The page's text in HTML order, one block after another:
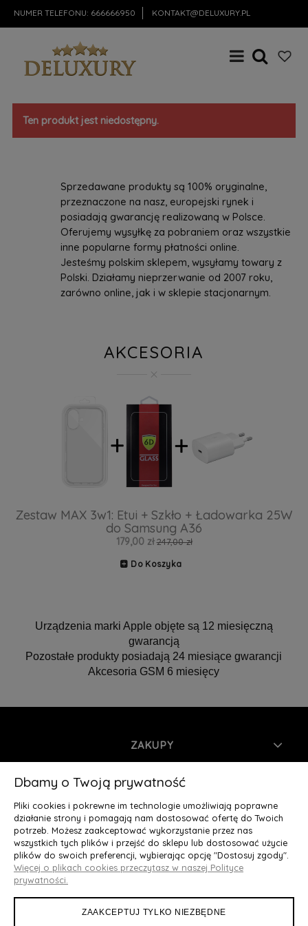
NUMER TELEFONU: 666666950 KONTAKT@DELUXURY.PL
Ten produkt jest niedostępny.
Sprzedawane produkty są 100% oryginalne,
przeznaczone na nasz, europejski rynek i
posiadają gwarancję realizowaną w Polsce.
Oferujemy wysyłkę za pobraniem oraz wszystkie
inne popularne formy płatności online.
Jesteśmy polskim sklepem, wysyłamy towary z
Polski. Działamy nieprzerwanie od 2007 roku,
zarówno online, jak i w sklepie stacjonarnym.
AKCESORIA
Zestaw MAX 3w1: Etui + Szkło + Ładowarka 25W
do Samsung A36
179,00 zł 247,00 zł
Do Koszyka
Urządzenia marki Apple objęte są 12 miesięczną
gwarancją
Pozostałe produkty posiadają 24 miesiące gwarancji
Akcesoria GSM 6 miesięcy
ZAKUPY
INFORMACJE
MOJE KONTO
O NAS
Deluxury.pl
Dbamy o Twoją prywatność
Pliki cookies i pokrewne im technologie umożliwiają poprawne
działanie strony i pomagają nam dostosować ofertę do Twoich
potrzeb. Możesz zaakceptować wykorzystanie przez nas
wszystkich tych plików i przejść do sklepu lub dostosować użycie
plików do swoich preferencji, wybierając opcję "Dostosuj zgody".
Więcej o plikach cookies przeczytasz w naszej Polityce
prywatności.
ZAAKCEPTUJ TYLKO NIEZBĘDNE